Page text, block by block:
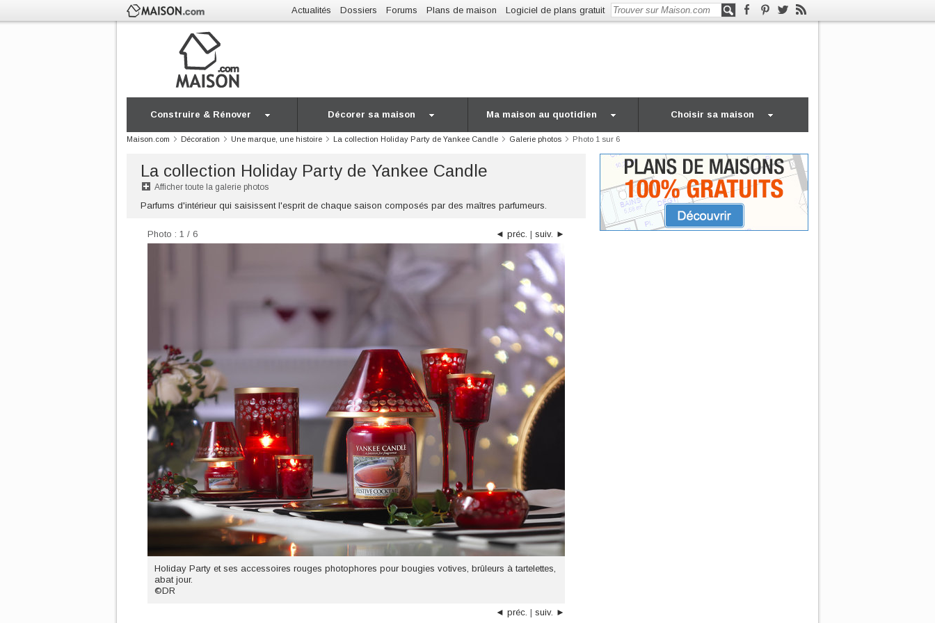
Actualités Dossiers Forums Plans de maison Logiciel de plans gratuit
Construire & Rénover Décorer sa maison Ma maison au quotidien Choisir sa maison
Maison.com Décoration Une marque, une histoire La collection Holiday Party de Yankee Candle Galerie photos Photo 1 sur 6
La collection Holiday Party de Yankee Candle
Afficher toute la galerie photos
Parfums d'intérieur qui saisissent l'esprit de chaque saison composés par des maîtres parfumeurs.
◄ préc. | suiv. ►
Photo : 1 / 6
Holiday Party et ses accessoires rouges photophores pour bougies votives, brûleurs à tartelettes,
abat jour.
©DR
◄ préc. | suiv. ►